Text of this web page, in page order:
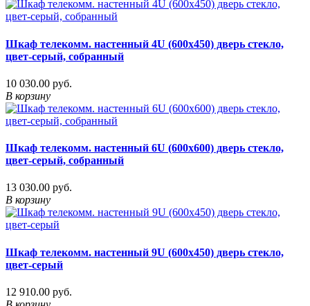
Шкаф телекомм. настенный 4U (600x450) дверь стекло,
цвет-серый, собранный
10 030.00 руб.
В корзину
Шкаф телекомм. настенный 6U (600x600) дверь стекло,
цвет-серый, собранный
13 030.00 руб.
В корзину
Шкаф телекомм. настенный 9U (600x450) дверь стекло,
цвет-серый
12 910.00 руб.